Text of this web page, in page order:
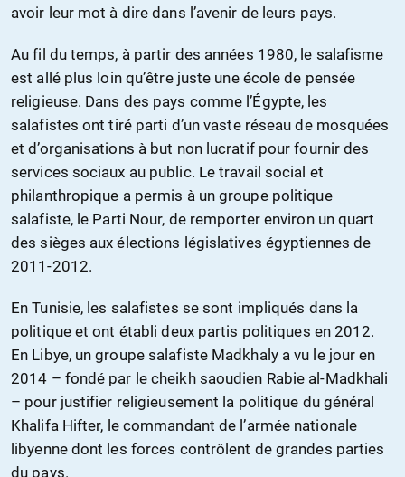
avoir leur mot à dire dans l’avenir de leurs pays.
Au fil du temps, à partir des années 1980, le salafisme
est allé plus loin qu’être juste une école de pensée
religieuse. Dans des pays comme l’Égypte, les
salafistes ont tiré parti d’un vaste réseau de mosquées
et d’organisations à but non lucratif pour fournir des
services sociaux au public. Le travail social et
philanthropique a permis à un groupe politique
salafiste, le Parti Nour, de remporter environ un quart
des sièges aux élections législatives égyptiennes de
2011-2012.
En Tunisie, les salafistes se sont impliqués dans la
politique et ont établi deux partis politiques en 2012.
En Libye, un groupe salafiste Madkhaly a vu le jour en
2014 – fondé par le cheikh saoudien Rabie al-Madkhali
– pour justifier religieusement la politique du général
Khalifa Hifter, le commandant de l’armée nationale
libyenne dont les forces contrôlent de grandes parties
du pays.